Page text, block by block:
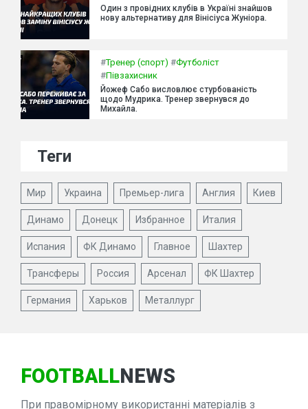
Один з провідних клубів в Україні знайшов
нову альтернативу для Вінісіуса Жуніора.
#Тренер (спорт) #Футболіст
#Півзахисник
Йожеф Сабо висловлює стурбованість
щодо Мудрика. Тренер звернувся до
Михайла.
Теги
Мир Украина Премьер-лига Англия Киев
Динамо Донецк Избранное Италия
Испания ФК Динамо Главное Шахтер
Трансферы Россия Арсенал ФК Шахтер
Германия Харьков Металлург
FOOTBALLNEWS
При правомірному використанні матеріалів з